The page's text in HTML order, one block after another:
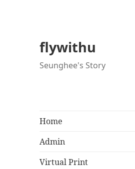
flywithu
Seunghee's Story
Home
Admin
Virtual Print